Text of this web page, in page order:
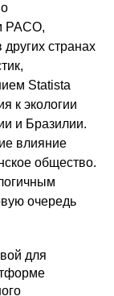
РАСО,
странах
Statista
к экологии
и Бразилии.
влияние
общество.
очередь
для